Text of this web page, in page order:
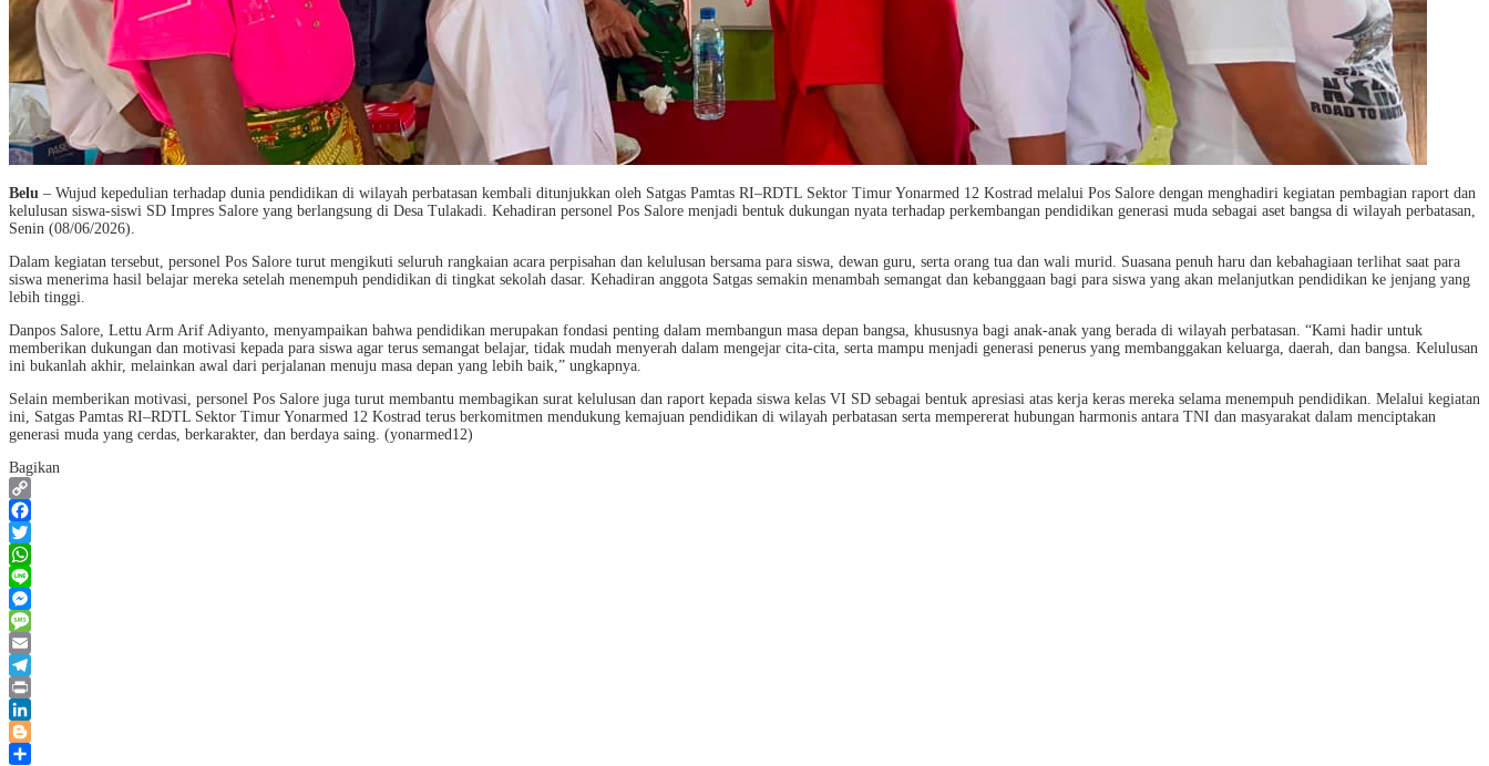
Belu – Wujud kepedulian terhadap dunia pendidikan di wilayah perbatasan kembali ditunjukkan oleh Satgas Pamtas RI–RDTL Sektor Timur Yonarmed 12 Kostrad melalui Pos Salore dengan menghadiri kegiatan pembagian raport dan
kelulusan siswa-siswi SD Impres Salore yang berlangsung di Desa Tulakadi. Kehadiran personel Pos Salore menjadi bentuk dukungan nyata terhadap perkembangan pendidikan generasi muda sebagai aset bangsa di wilayah perbatasan,
Senin (08/06/2026).
Dalam kegiatan tersebut, personel Pos Salore turut mengikuti seluruh rangkaian acara perpisahan dan kelulusan bersama para siswa, dewan guru, serta orang tua dan wali murid. Suasana penuh haru dan kebahagiaan terlihat saat para
siswa menerima hasil belajar mereka setelah menempuh pendidikan di tingkat sekolah dasar. Kehadiran anggota Satgas semakin menambah semangat dan kebanggaan bagi para siswa yang akan melanjutkan pendidikan ke jenjang yang
lebih tinggi.
Danpos Salore, Lettu Arm Arif Adiyanto, menyampaikan bahwa pendidikan merupakan fondasi penting dalam membangun masa depan bangsa, khususnya bagi anak-anak yang berada di wilayah perbatasan. “Kami hadir untuk
memberikan dukungan dan motivasi kepada para siswa agar terus semangat belajar, tidak mudah menyerah dalam mengejar cita-cita, serta mampu menjadi generasi penerus yang membanggakan keluarga, daerah, dan bangsa. Kelulusan
ini bukanlah akhir, melainkan awal dari perjalanan menuju masa depan yang lebih baik,” ungkapnya.
Selain memberikan motivasi, personel Pos Salore juga turut membantu membagikan surat kelulusan dan raport kepada siswa kelas VI SD sebagai bentuk apresiasi atas kerja keras mereka selama menempuh pendidikan. Melalui kegiatan
ini, Satgas Pamtas RI–RDTL Sektor Timur Yonarmed 12 Kostrad terus berkomitmen mendukung kemajuan pendidikan di wilayah perbatasan serta mempererat hubungan harmonis antara TNI dan masyarakat dalam menciptakan
generasi muda yang cerdas, berkarakter, dan berdaya saing. (yonarmed12)
Bagikan
Copy
Link
Facebook
Twitter
WhatsApp
Line
Messenger
Message
Email
Telegram
Print
LinkedIn
Blogger